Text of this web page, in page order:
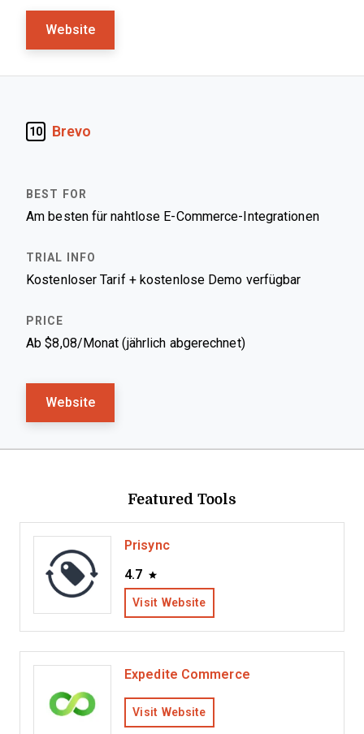
Website
10 Brevo
Am besten für nahtlose E-Commerce-Integrationen
Kostenloser Tarif + kostenlose Demo verfügbar
Ab $8,08/Monat (jährlich abgerechnet)
Website
Featured Tools
Prisync
4.7
Visit Website
Expedite Commerce
Visit Website